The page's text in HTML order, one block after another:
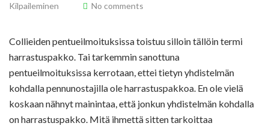
Kilpaileminen
No comments
Collieiden pentueilmoituksissa toistuu silloin tällöin termi
harrastuspakko. Tai tarkemmin sanottuna
pentueilmoituksissa kerrotaan, ettei tietyn yhdistelmän
kohdalla pennunostajilla ole harrastuspakkoa. En ole vielä
koskaan nähnyt mainintaa, että jonkun yhdistelmän kohdalla
on harrastuspakko. Mitä ihmettä sitten tarkoittaa